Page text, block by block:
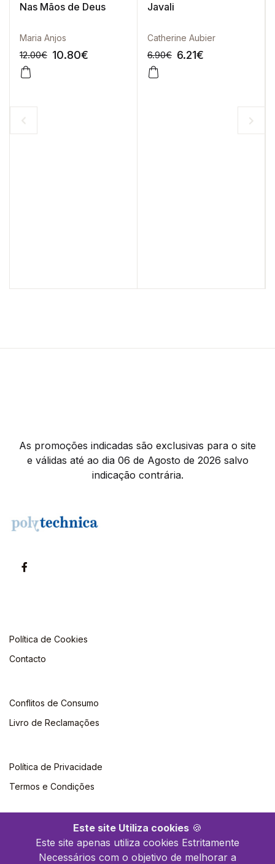
Este site Utiliza cookies 🍪
Este site apenas utiliza cookies Estritamente
Necessários com o objetivo de melhorar a
Nas Mãos de Deus
Maria Anjos
12.00€ 10.80€
-10%
Javali
Catherine Aubier
6.90€ 6.21€
As promoções indicadas são exclusivas para o site
e válidas até ao dia 06 de Agosto de 2026 salvo
indicação contrária.
Política de Cookies
Contacto
Conflitos de Consumo
Livro de Reclamações
Política de Privacidade
Termos e Condições